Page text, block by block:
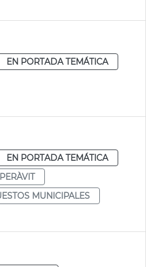
EN PORTADA TEMÁTICA
EN PORTADA TEMÁTICA
MUNICIPALES